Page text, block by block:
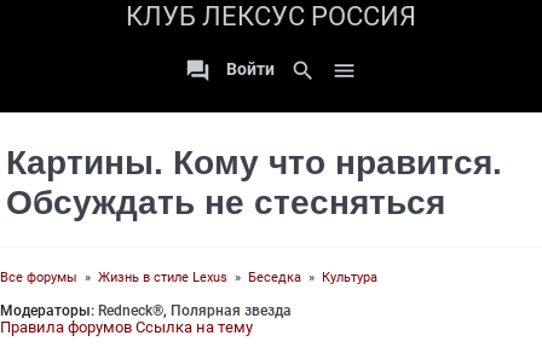
КЛУБ ЛЕКСУС РОССИЯ
 Войти search 
Картины. Кому что нравится.
Обсуждать не стесняться
Все форумы » Жизнь в стиле Lexus » Беседка » Культура
Модераторы: Redneck®, Полярная звезда
Правила форумов Ссылка на тему